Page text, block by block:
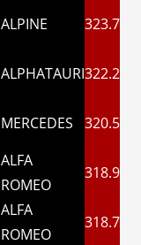
ALPINE 323.7
ALPHATAURI322.2
MERCEDES 320.5
ALFA
ROMEO
318.9
ALFA
ROMEO
318.7